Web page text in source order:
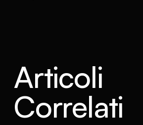
Articoli
Correlati